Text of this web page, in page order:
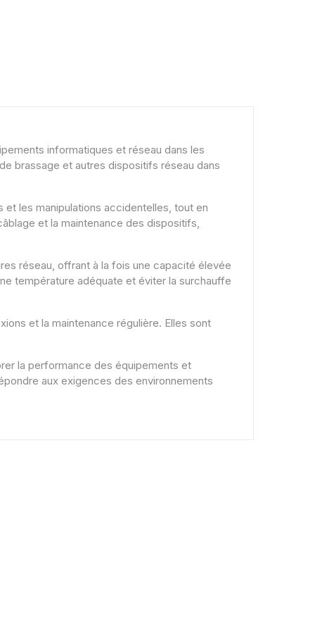
informatiques et réseau dans les
brassage et autres dispositifs réseau dans
les manipulations accidentelles, tout en
et la maintenance des dispositifs,
réseau, offrant à la fois une capacité élevée
température adéquate et éviter la surchauffe
et la maintenance régulière. Elles sont
la performance des équipements et
aux exigences des environnements